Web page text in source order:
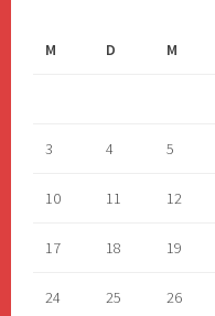
M
D M
3 4 5
10 11 12
17 18 19
24 25 26